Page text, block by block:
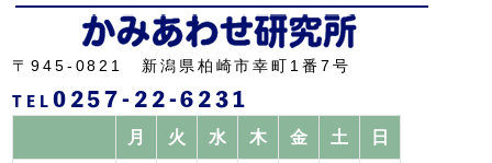
〒945-0821 新潟県柏崎市幸町1番7号
TEL 0257-22-6231
月 火 水 木 金 土 日